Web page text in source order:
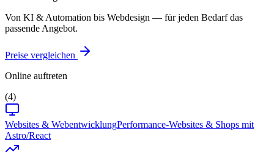
Von KI & Automation bis Webdesign — für jeden Bedarf das
passende Angebot.
Preise vergleichen
Online auftreten
(4)
Websites & WebentwicklungPerformance-Websites & Shops mit
Astro/React